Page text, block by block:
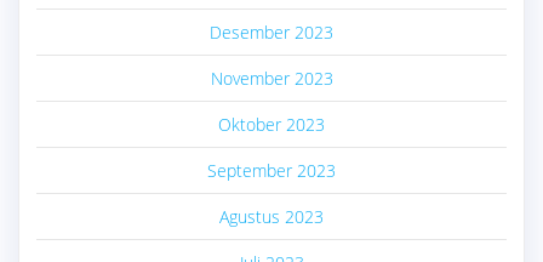
Desember 2023
November 2023
Oktober 2023
September 2023
Agustus 2023